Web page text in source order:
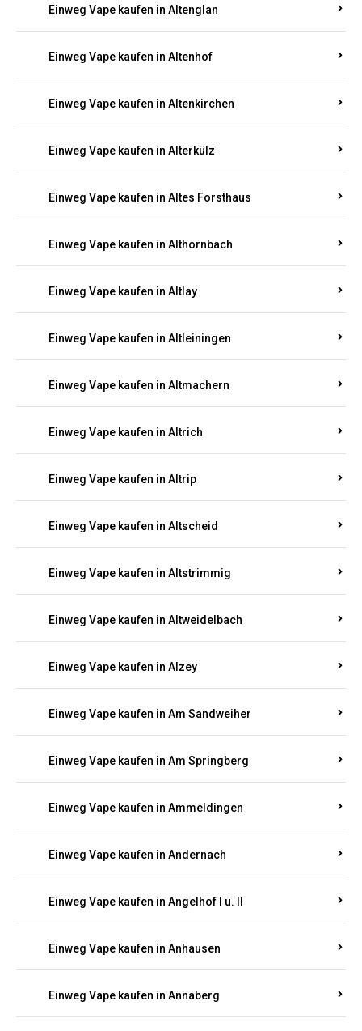
Einweg Vape kaufen in Altenglan
Einweg Vape kaufen in Altenhof
Einweg Vape kaufen in Altenkirchen
Einweg Vape kaufen in Alterkülz
Einweg Vape kaufen in Altes Forsthaus
Einweg Vape kaufen in Althornbach
Einweg Vape kaufen in Altlay
Einweg Vape kaufen in Altleiningen
Einweg Vape kaufen in Altmachern
Einweg Vape kaufen in Altrich
Einweg Vape kaufen in Altrip
Einweg Vape kaufen in Altscheid
Einweg Vape kaufen in Altstrimmig
Einweg Vape kaufen in Altweidelbach
Einweg Vape kaufen in Alzey
Einweg Vape kaufen in Am Sandweiher
Einweg Vape kaufen in Am Springberg
Einweg Vape kaufen in Ammeldingen
Einweg Vape kaufen in Andernach
Einweg Vape kaufen in Angelhof I u. II
Einweg Vape kaufen in Anhausen
Einweg Vape kaufen in Annaberg